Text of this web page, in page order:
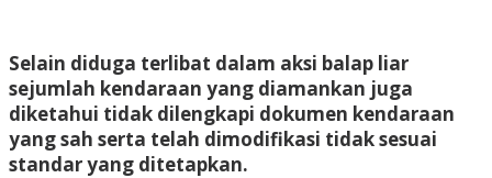
Selain diduga terlibat dalam aksi balap liar
sejumlah kendaraan yang diamankan juga
diketahui tidak dilengkapi dokumen kendaraan
yang sah serta telah dimodifikasi tidak sesuai
standar yang ditetapkan.